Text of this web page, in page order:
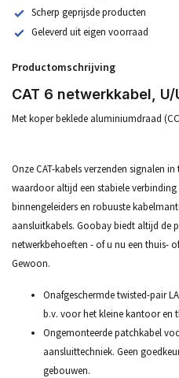
Scherp geprijsde producten
Geleverd uit eigen voorraad
Productomschrijving
CAT 6 netwerkkabel,
Met koper beklede aluminiumdraad
Onze CAT-kabels verzenden signalen
waardoor altijd een stabiele
binnengeleiders en robuuste
aansluitkabels. Goobay biedt altijd de
netwerkbehoeften - of u nu een thuis-
Gewoon.
Onafgeschermde twisted-pair
b.v. voor het kleine kantoor en
Ongemonteerde patchkabel
aansluittechniek. Geen
gebouwen.